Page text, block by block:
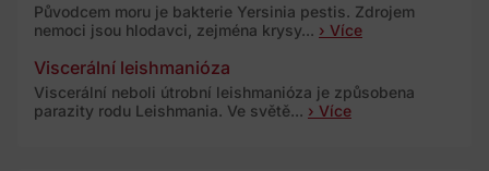
Původcem moru je bakterie Yersinia pestis. Zdrojem
nemoci jsou hlodavci, zejména krysy... › Více
Viscerální leishmanióza
Viscerální neboli útrobní leishmanióza je způsobena
parazity rodu Leishmania. Ve světě... › Více